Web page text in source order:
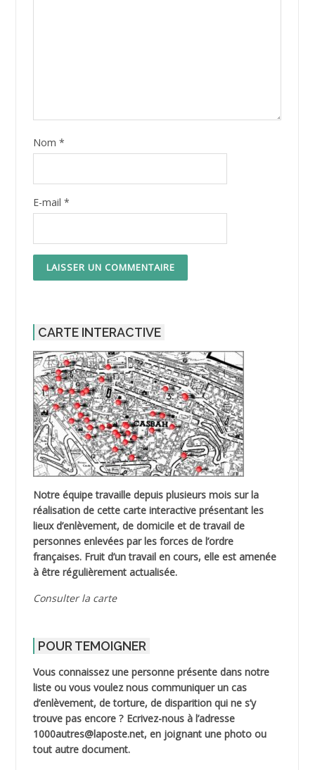
Nom *
E-mail *
CARTE INTERACTIVE
Notre équipe travaille depuis plusieurs mois sur la
réalisation de cette carte interactive présentant les
lieux d’enlèvement, de domicile et de travail de
personnes enlevées par les forces de l’ordre
françaises. Fruit d’un travail en cours, elle est amenée
à être régulièrement actualisée.
Consulter la carte
POUR TEMOIGNER
Vous connaissez une personne présente dans notre
liste ou vous voulez nous communiquer un cas
d’enlèvement, de torture, de disparition qui ne s’y
trouve pas encore ? Ecrivez-nous à l’adresse
1000autres@laposte.net, en joignant une photo ou
tout autre document.